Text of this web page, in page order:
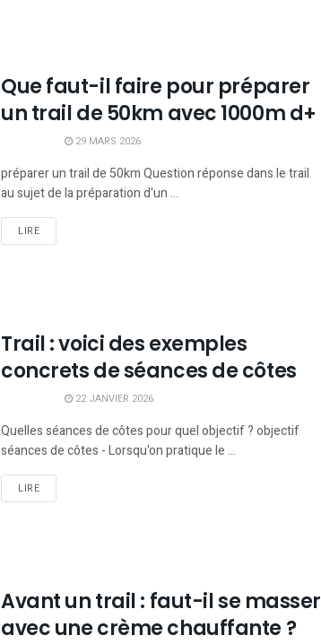
Que faut-il faire pour préparer
un trail de 50km avec 1000m d+
29 MARS 2026
préparer un trail de 50km Question réponse dans le trail
au sujet de la préparation d'un ...
LIRE
Trail : voici des exemples
concrets de séances de côtes
22 JANVIER 2026
Quelles séances de côtes pour quel objectif ? objectif
séances de côtes - Lorsqu'on pratique le ...
LIRE
Avant un trail : faut-il se masser
avec une crème chauffante ?